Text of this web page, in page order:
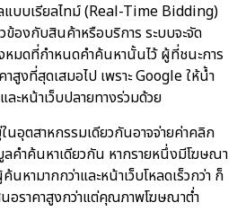
แบบเรียลไทม์ (Real-Time Bidding)
องกับสินค้าหรือบริการ ระบบจะจัด
หมดที่กำหนดคำค้นหานั้นไว้ ผู้ที่ชนะการ
สูงที่สุดเสมอไป เพราะ Google ให้น้ำ
หน้าเว็บปลายทางร่วมด้วย
นอุตสาหกรรมเดียวกันอาจจ่ายค่าคลิก
ลคำค้นหาเดียวกัน หากรายหนึ่งมีโฆษณา
หามากกว่าและหน้าเว็บโหลดเร็วกว่า ก็
อราคาสูงกว่าแต่คุณภาพโฆษณาต่ำ